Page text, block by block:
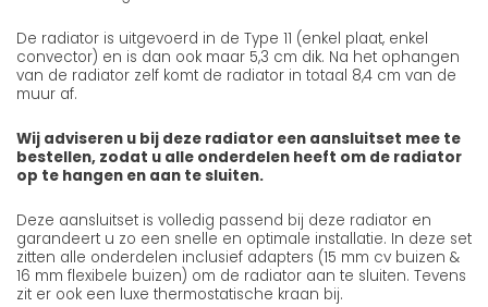
De radiator is uitgevoerd in de Type 11 (enkel plaat, enkel
convector) en is dan ook maar 5,3 cm dik. Na het ophangen
van de radiator zelf komt de radiator in totaal 8,4 cm van de
muur af.
Wij adviseren u bij deze radiator een aansluitset mee te
bestellen, zodat u alle onderdelen heeft om de radiator
op te hangen en aan te sluiten.
Deze aansluitset is volledig passend bij deze radiator en
garandeert u zo een snelle en optimale installatie. In deze set
zitten alle onderdelen inclusief adapters (15 mm cv buizen &
16 mm flexibele buizen) om de radiator aan te sluiten. Tevens
zit er ook een luxe thermostatische kraan bij.